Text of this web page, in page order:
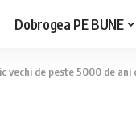
Dobrogea PE BUNE
vechi de peste 5000 de ani